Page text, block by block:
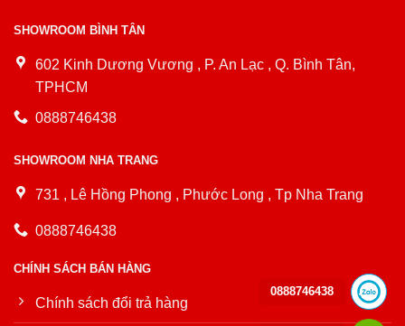
SHOWROOM BÌNH TÂN
602 Kinh Dương Vương , P. An Lạc , Q. Bình Tân,
TPHCM
0888746438
SHOWROOM NHA TRANG
731 , Lê Hồng Phong , Phước Long , Tp Nha Trang
0888746438
CHÍNH SÁCH BÁN HÀNG
Chính sách đổi trả hàng
0888746438